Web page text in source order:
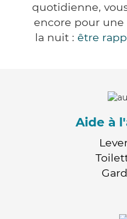
quotidienne,
encore pour une
la nuit : être
Aide à